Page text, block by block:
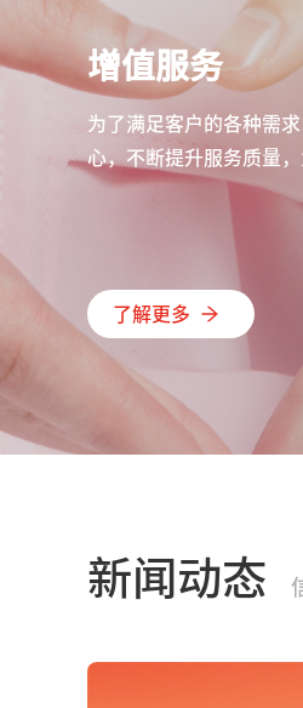
增值服务
为了满足客户的各种需
心，不断提升服务质量
了解更多
新闻动态